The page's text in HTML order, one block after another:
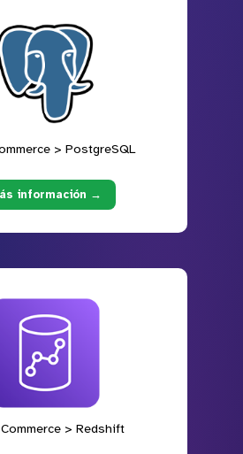
> PostgreSQL
información →
> Redshift